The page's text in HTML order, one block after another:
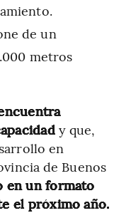
de un
metros
y que,
en
de Buenos
un formato
el próximo año.